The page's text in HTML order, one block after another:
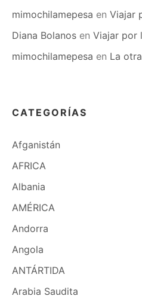
mimochilamepesa en Viajar
Diana Bolanos en Viajar por
mimochilamepesa en La
CATEGORÍAS
Afganistán
AFRICA
Albania
AMÉRICA
Andorra
Angola
ANTÁRTIDA
Arabia Saudita